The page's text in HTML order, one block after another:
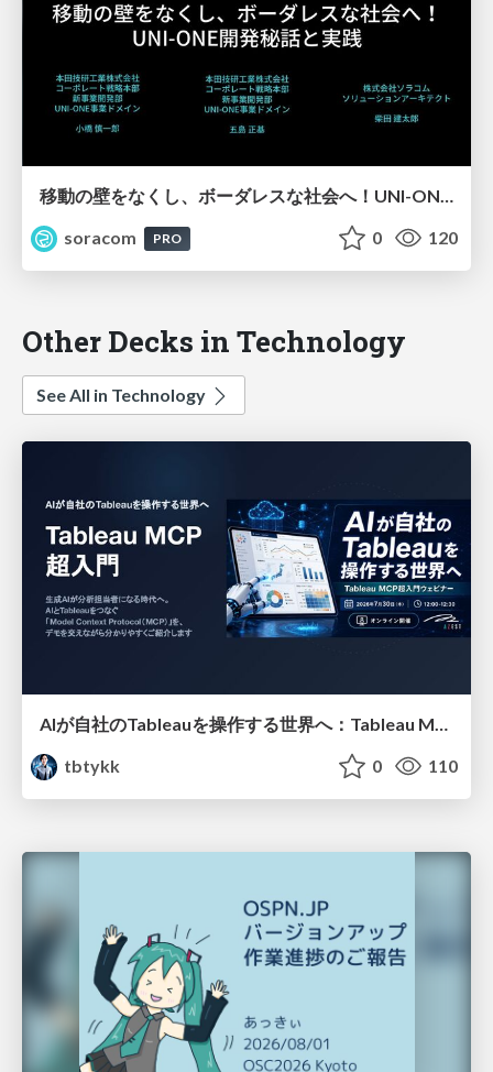
移動の壁をなくし、ボーダレスな社会へ！UNI-ONE開発秘話と実践【SORACOM Discovery 2026】
soracom
PRO 0 120
Other Decks in Technology
See All in Technology
tbtykk
0 110